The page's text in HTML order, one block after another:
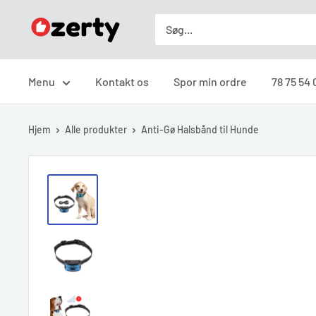
Ozerty
Menu Kontakt os Spor min ordre 78 75 54
Hjem Alle produkter Anti-Gø Halsbånd til Hunde